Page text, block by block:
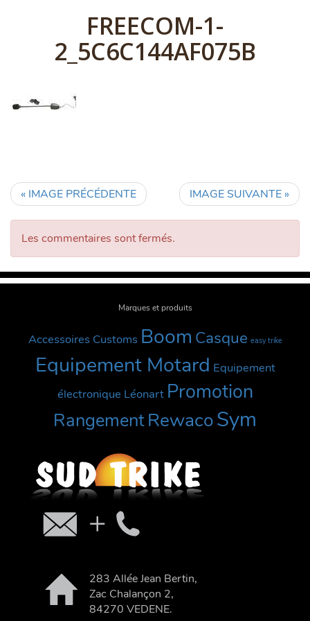
FREECOM-1-
2_5C6C144AF075B
« IMAGE PRÉCÉDENTE IMAGE SUIVANTE »
Les commentaires sont fermés.
Marques et produits
Accessoires Customs Boom Casque easy trike
Equipement Motard Equipement
électronique Léonart Promotion
RangementRewacoSym
283 Allée Jean Bertin,
Zac Chalançon 2,
84270 VEDENE.